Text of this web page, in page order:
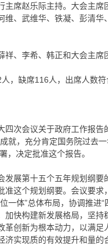
主席赵乐际主持。大会主
维、武维华、铁凝、彭清华
祥、李希、韩正和大会主席
，缺席116人，出席人数
四次会议关于政府工作报告
就，充分肯定国务院过去
，决定批准这个报告。
发展第十五个五年规划纲
这个规划纲要。会议要求
一体”总体布局，协调推进
加快构建新发展格局，坚
革创新为根本动力，以满
济实现质的有效提升和量